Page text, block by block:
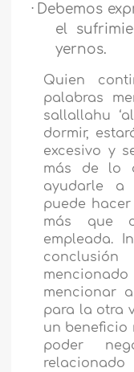
· Debemos
el
yernos.
Quien
palabras
sallallahu
dormir,
excesivo y
más de lo
ayudarle a
puede
más que
empleada.
mencionar
para la otra
un beneficio
poder